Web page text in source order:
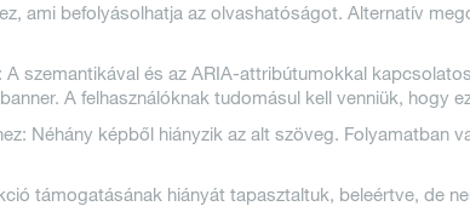
ami befolyásolhatja az olvashatóságot. Alternatív
szemantikával és az ARIA-attribútumokkal
A felhasználóknak tudomásul kell venniük, hogy
Néhány képből hiányzik az alt szöveg. Folyamatban
támogatásának hiányát tapasztaltuk, beleértve, de